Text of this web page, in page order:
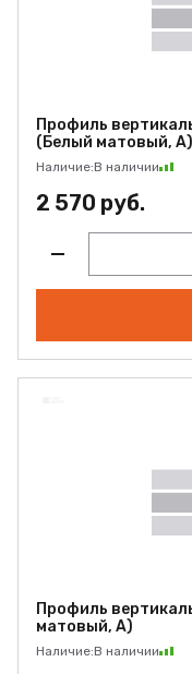
Профиль
(Белый матовый, А)
Наличие:В наличии
2 570 руб.
Профиль
матовый, А)
Наличие:В наличии